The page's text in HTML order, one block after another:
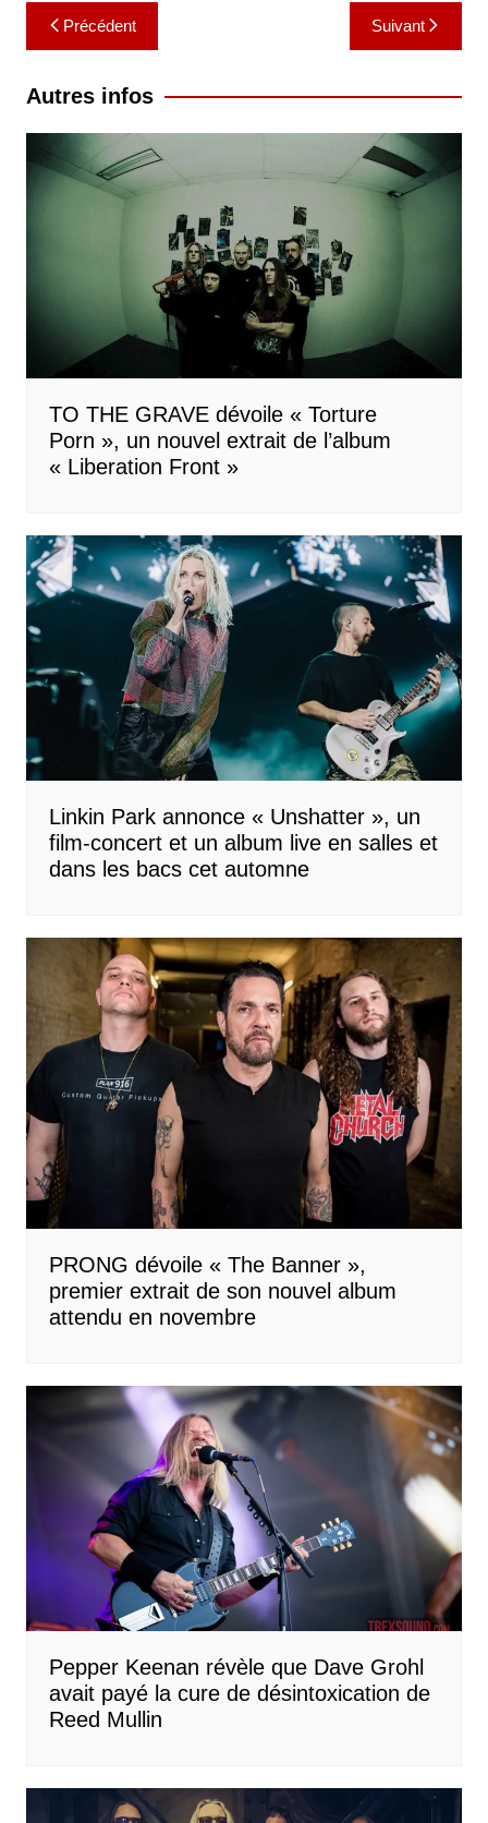
Navigation
de
l’article
Précédent Suivant
Autres infos
TO THE GRAVE dévoile « Torture
Porn », un nouvel extrait de l’album
« Liberation Front »
Linkin Park annonce « Unshatter », un
film-concert et un album live en salles et
dans les bacs cet automne
PRONG dévoile « The Banner »,
premier extrait de son nouvel album
attendu en novembre
Pepper Keenan révèle que Dave Grohl
avait payé la cure de désintoxication de
Reed Mullin